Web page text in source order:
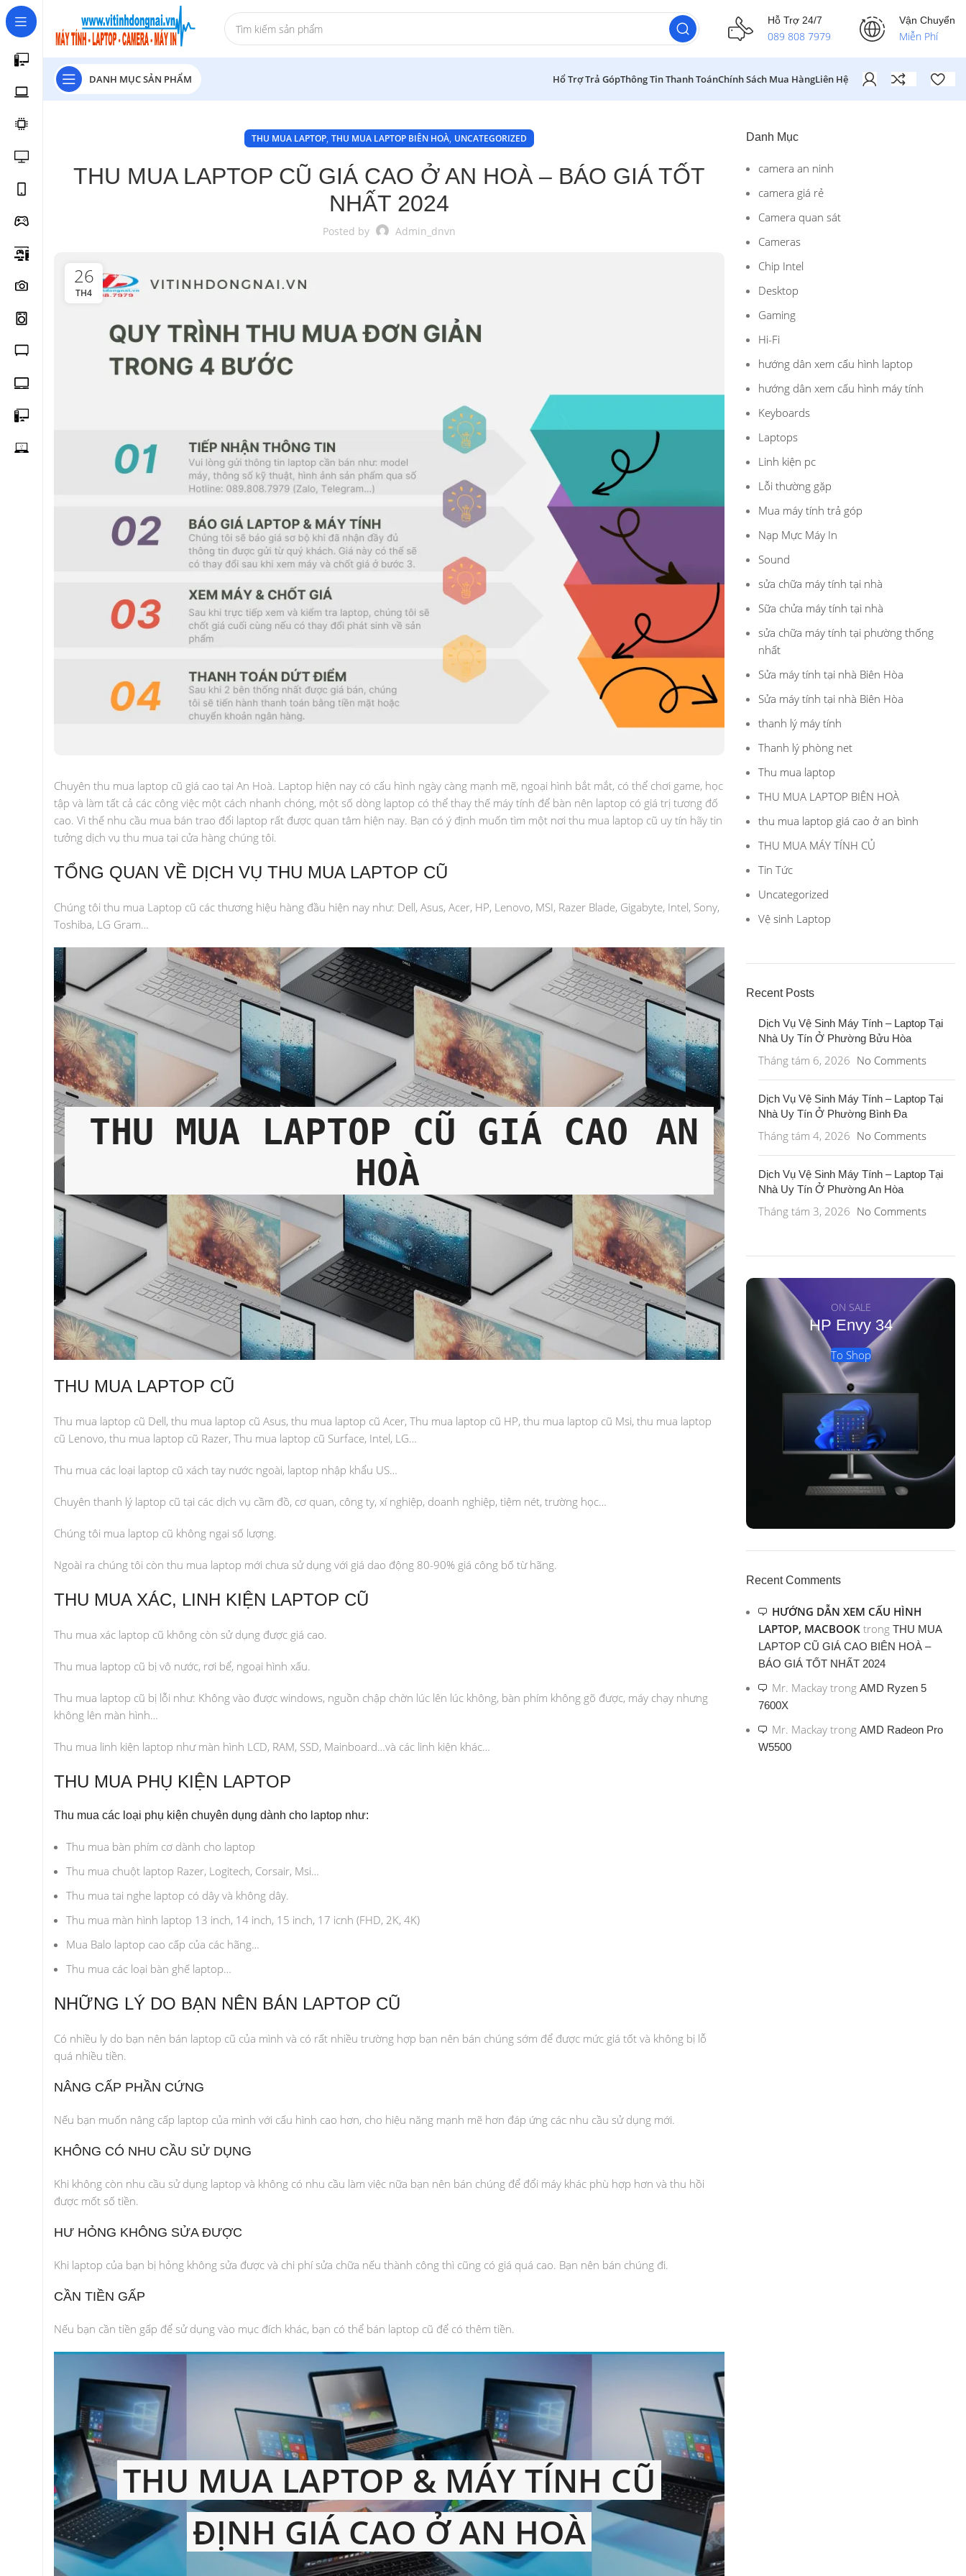
Hỗ Trợ 24/7
089 808 7979
Vận Chuyển
Miễn Phí
DANH MỤC SẢN PHẨM Hổ Trợ Trả GópThông Tin Thanh ToánChính Sách Mua HàngLiên Hệ
THU MUA LAPTOP, THU MUA LAPTOP BIÊN HOÀ, UNCATEGORIZED
THU MUA LAPTOP CŨ GIÁ CAO Ở AN HOÀ – BÁO GIÁ TỐT
NHẤT 2024
Posted by Admin_dnvn
26
TH4
Chuyên thu mua laptop cũ giá cao tại An Hoà. Laptop hiện nay có cấu hình ngày càng mạnh mẽ, ngoại hình bắt mắt, có thể chơi game, học
tập và làm tất cả các công việc một cách nhanh chóng, một số dòng laptop có thể thay thế máy tính để bàn nên laptop có giá trị tương đố
cao. Vì thế nhu cầu mua bán trao đổi laptop rất được quan tâm hiện nay. Bạn có ý định muốn tìm một nơi thu mua laptop cũ uy tín hãy tin
tưởng dịch vụ thu mua tại cửa hàng chúng tôi.
TỔNG QUAN VỀ DỊCH VỤ THU MUA LAPTOP CŨ
Chúng tôi thu mua Laptop cũ các thương hiệu hàng đầu hiện nay như: Dell, Asus, Acer, HP, Lenovo, MSI, Razer Blade, Gigabyte, Intel, Sony,
Toshiba, LG Gram…
THU MUA LAPTOP CŨ GIÁ CAO
AN
HOÀ
THU MUA LAPTOP CŨ
Thu mua laptop cũ Dell, thu mua laptop cũ Asus, thu mua laptop cũ Acer, Thu mua laptop cũ HP, thu mua laptop cũ Msi, thu mua laptop
cũ Lenovo, thu mua laptop cũ Razer, Thu mua laptop cũ Surface, Intel, LG…
Thu mua các loại laptop cũ xách tay nước ngoài, laptop nhập khẩu US…
Chuyên thanh lý laptop cũ tại các dịch vụ cầm đồ, cơ quan, công ty, xí nghiệp, doanh nghiệp, tiệm nét, trường học…
Chúng tôi mua laptop cũ không ngại số lượng.
Ngoài ra chúng tôi còn thu mua laptop mới chưa sử dụng với giá dao động 80-90% giá công bố từ hãng.
THU MUA XÁC, LINH KIỆN LAPTOP CŨ
Thu mua xác laptop cũ không còn sử dụng được giá cao.
Thu mua laptop cũ bị vô nước, rơi bể, ngoại hình xấu.
Thu mua laptop cũ bị lỗi như: Không vào được windows, nguồn chập chờn lúc lên lúc không, bàn phím không gõ được, máy chạy nhưng
không lên màn hình…
Thu mua linh kiện laptop như màn hình LCD, RAM, SSD, Mainboard…và các linh kiện khác…
THU MUA PHỤ KIỆN LAPTOP
Thu mua các loại phụ kiện chuyên dụng dành cho laptop như:
Thu mua bàn phím cơ dành cho laptop
Thu mua chuột laptop Razer, Logitech, Corsair, Msi…
Thu mua tai nghe laptop có dây và không dây.
Thu mua màn hình laptop 13 inch, 14 inch, 15 inch, 17 icnh (FHD, 2K, 4K)
Mua Balo laptop cao cấp của các hãng…
Thu mua các loại bàn ghế laptop…
NHỮNG LÝ DO BẠN NÊN BÁN LAPTOP CŨ
Có nhiều ly do bạn nên bán laptop cũ của mình và có rất nhiều trường hợp bạn nên bán chúng sớm để được mức giá tốt và không bị lỗ
quá nhiều tiền.
NÂNG CẤP PHẦN CỨNG
Nếu bạn muốn nâng cấp laptop của mình với cấu hình cao hơn, cho hiệu năng mạnh mẽ hơn đáp ứng các nhu cầu sử dụng mới.
KHÔNG CÓ NHU CẦU SỬ DỤNG
Khi không còn nhu cầu sử dụng laptop và không có nhu cầu làm việc nữa bạn nên bán chúng để đổi máy khác phù hợp hơn và thu hồi
được mốt số tiền.
HƯ HỎNG KHÔNG SỬA ĐƯỢC
Khi laptop của bạn bị hỏng không sửa được và chi phí sửa chữa nếu thành công thì cũng có giá quá cao. Bạn nên bán chúng đi.
CẦN TIỀN GẤP
Nếu bạn cần tiền gấp để sử dụng vào mục đích khác, bạn có thể bán laptop cũ để có thêm tiền.
THU MUA LAPTOP & MÁY TÍNH CŨ
ĐỊNH GIÁ CAO Ở AN HOÀ
Danh Mục
camera an ninh
camera giá rẻ
Camera quan sát
Cameras
Chip Intel
Desktop
Gaming
Hi-Fi
hướng dân xem cấu hình laptop
hướng dân xem cấu hình máy tính
Keyboards
Laptops
Linh kiện pc
Lỗi thường gặp
Mua máy tính trả góp
Nạp Mực Máy In
Sound
sửa chữa máy tính tại nhà
Sữa chửa máy tính tại nhà
sửa chữa máy tính tại phường thống
nhất
Sửa máy tính tại nhà Biên Hòa
Sửa máy tính tại nhà Biên Hòa
thanh lý máy tính
Thanh lý phòng net
Thu mua laptop
THU MUA LAPTOP BIÊN HOÀ
thu mua laptop giá cao ở an bình
THU MUA MÁY TÍNH CỦ
Tin Tức
Uncategorized
Vệ sinh Laptop
Recent Posts
Dịch Vụ Vệ Sinh Máy Tính – Laptop Tại
Nhà Uy Tín Ở Phường Bửu Hòa
Tháng tám 6, 2026 No Comments
Dịch Vụ Vệ Sinh Máy Tính – Laptop Tại
Nhà Uy Tín Ở Phường Bình Đa
Tháng tám 4, 2026 No Comments
Dịch Vụ Vệ Sinh Máy Tính – Laptop Tại
Nhà Uy Tín Ở Phường An Hòa
Tháng tám 3, 2026 No Comments
ON SALE
HP Envy 34
To Shop
Recent Comments
HƯỚNG DẪN XEM CẤU HÌNH
LAPTOP, MACBOOK trong THU MUA
LAPTOP CŨ GIÁ CAO BIÊN HOÀ –
BÁO GIÁ TỐT NHẤT 2024
Mr. Mackay trong AMD Ryzen 5
7600X
Mr. Mackay trong AMD Radeon Pro
W5500